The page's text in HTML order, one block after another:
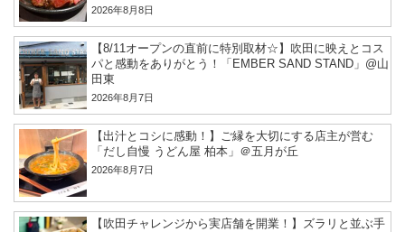
2026年8月8日
【8/11オープンの直前に特別取材☆】吹田に映えとコス
パと感動をありがとう！「EMBER SAND STAND」@山
田東
2026年8月7日
【出汁とコシに感動！】ご縁を大切にする店主が営む
「だし自慢 うどん屋 柏本」＠五月が丘
2026年8月7日
【吹田チャレンジから実店舗を開業！】ズラリと並ぶ手